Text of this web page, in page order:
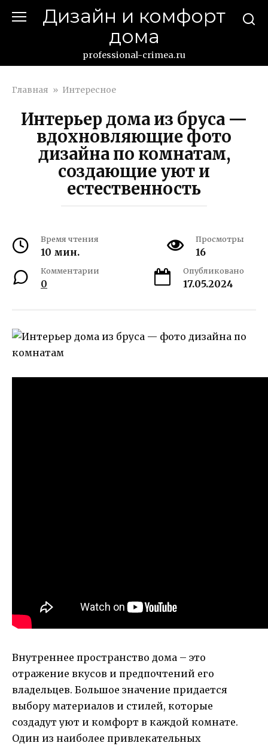
Дизайн и комфорт
дома
professional-crimea.ru
Главная » Интересное
Интерьер дома из бруса —
вдохновляющие фото
дизайна по комнатам,
создающие уют и
естественность
Время чтения
10 мин.
Просмотры
16
Комментарии
0
Опубликовано
17.05.2024
Внутреннее пространство дома – это
отражение вкусов и предпочтений его
владельцев. Большое значение придается
выбору материалов и стилей, которые
создадут уют и комфорт в каждой комнате.
Один из наиболее привлекательных